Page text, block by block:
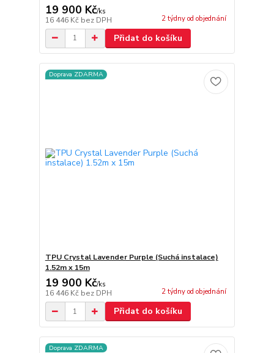
19 900 Kč/ks
16 446 Kč bez DPH 2 týdny od objednání
Přidat do košíku
Doprava ZDARMA
TPU Crystal Lavender Purple (Suchá instalace)
1.52m x 15m
19 900 Kč/ks
16 446 Kč bez DPH 2 týdny od objednání
Přidat do košíku
Doprava ZDARMA